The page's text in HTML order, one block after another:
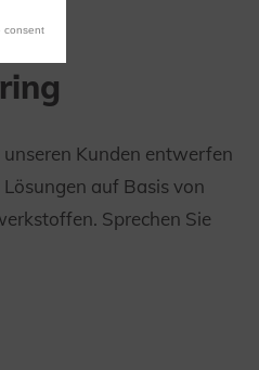
Kunden entwerfen
auf Basis von
Sprechen Sie
consent